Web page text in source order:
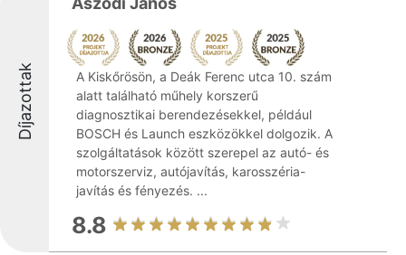
Díjazottak
A Kiskőrösön, a Deák Ferenc utca 10. szám
alatt található műhely korszerű
diagnosztikai berendezésekkel, például
BOSCH és Launch eszközökkel dolgozik. A
szolgáltatások között szerepel az autó- és
motorszerviz, autójavítás, karosszéria-
javítás és fényezés. ...
8.8